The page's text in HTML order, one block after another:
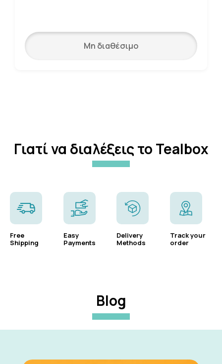
Μη διαθέσιμο
Γιατί να διαλέξεις το Tealbox
Free
Shipping
Easy
Payments
Delivery
Methods
Track your
order
Blog